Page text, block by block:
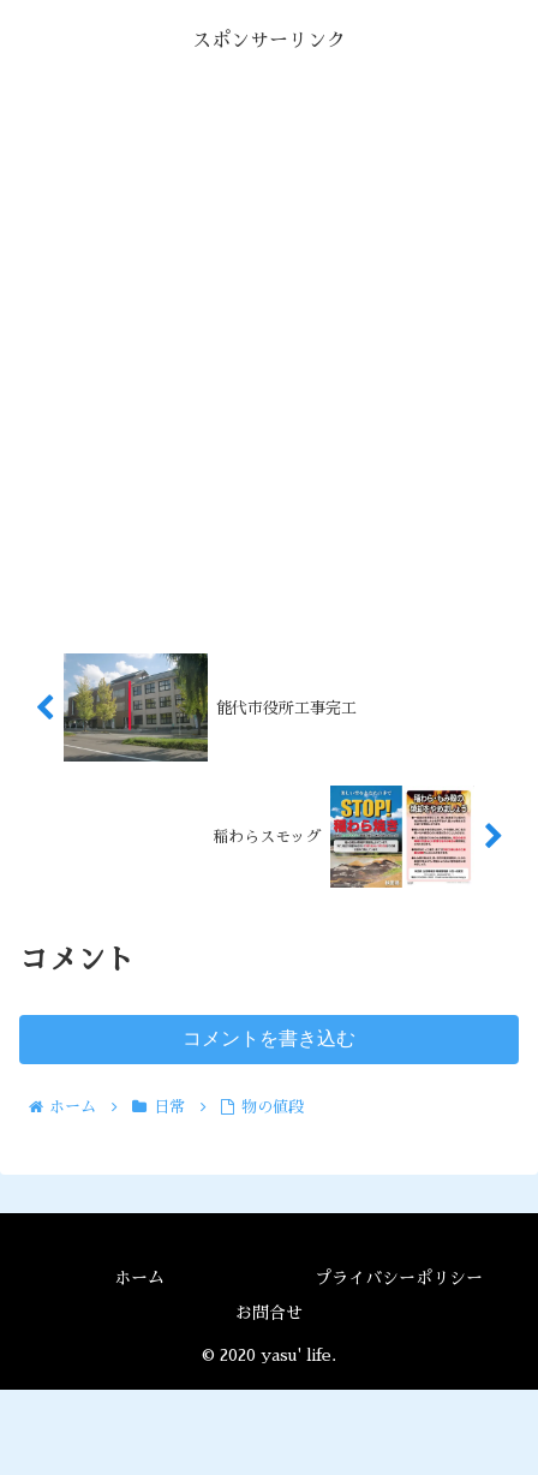
スポンサーリンク
能代市役所工事完工
稲わらスモッグ
コメント
コメントを書き込む
ホーム 日常 物の値段
ホーム プライバシーポリシー
お問合せ
© 2020 yasu' life.